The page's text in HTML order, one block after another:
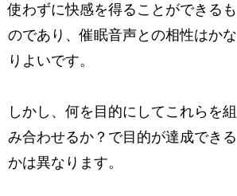
使わずに快感を得ることができるも
のであり、催眠音声との相性はかな
りよいです。
しかし、何を目的にしてこれらを組
み合わせるか？で目的が達成できる
かは異なります。